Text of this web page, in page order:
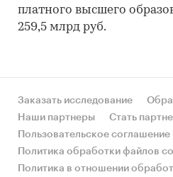
платного высшего
259,5 млрд руб.
Заказать исследование
Наши партнеры
Стать
Пользовательское соглашение
Политика обработки файлов
Политика в отношении